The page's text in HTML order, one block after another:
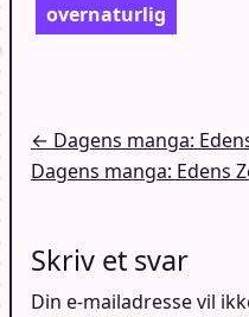
overnaturlig
← Dagens manga:
Dagens manga: Edens
Skriv et svar
Din e-mailadresse vil